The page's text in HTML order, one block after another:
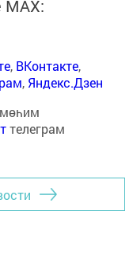
MАХ:
, ВКонтакте,
, Яндекс.Дзен
телеграм